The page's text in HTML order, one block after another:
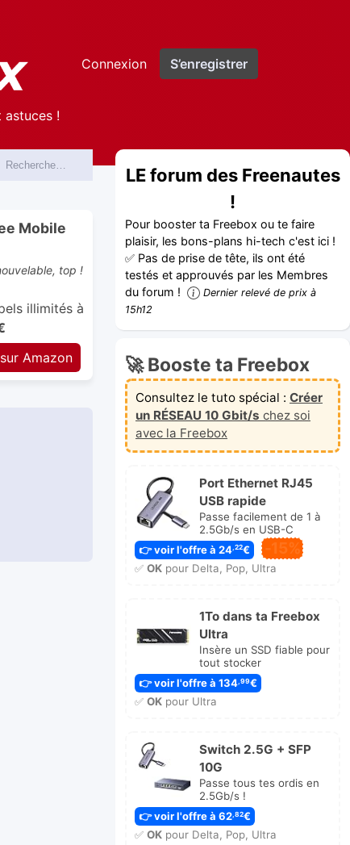
Connexion S’enregistrer
!
Mobile
top !
illimités à
Amazon
LE forum des Freenautes
!
Pour booster ta Freebox ou te faire
plaisir, les bons-plans hi-tech c'est ici !
✅ Pas de prise de tête, ils ont été
testés et approuvés par les Membres
du forum !
Dernier relevé de prix à
15h12
🚀 Booste ta Freebox
Consultez le tuto spécial : Créer
un RÉSEAU 10 Gbit/s chez soi
avec la Freebox
Port Ethernet RJ45
USB rapide
Passe facilement de 1 à
2.5Gb/s en USB-C
👉 voir l'offre à 24,22€ -15%
✅ OKpour Delta, Pop, Ultra
1To dans ta Freebox
Ultra
Insère un SSD fiable pour
tout stocker
👉 voir l'offre à 134 ,99€
✅ OKpour Ultra
Switch 2.5G + SFP
10G
Passe tous tes ordis en
2.5Gb/s !
👉 voir l'offre à 62,82€
✅ OKpour Delta, Pop, Ultra